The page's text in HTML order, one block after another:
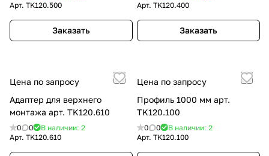
Арт. TK120.500
Заказать
Арт. TK120.400
Заказать
Цена по запросу
Адаптер для верхнего
монтажа арт. TK120.610
0 0
В наличии: 2
Арт. TK120.610
Цена по запросу
Профиль 1000 мм арт.
TK120.100
0 0
В наличии: 2
Арт. TK120.100